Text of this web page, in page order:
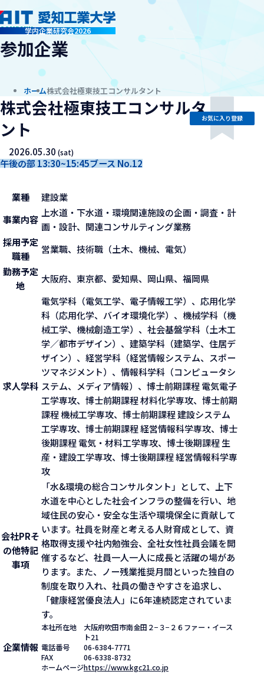
学内企業研究会2026
company
参加企業
ホーム株式会社極東技工コンサルタント
株式会社極東技工コンサルタ
ント
2026.05.30(sat)
午後の部 13:30~15:45ブース No.12
お気に入り登録
業種
建設業
事業内容
上水道・下水道・環境関連施設の企画・調査・計
画・設計、関連コンサルティング業務
採用予定
職種
営業職、技術職（土木、機械、電気）
勤務予定
地
大阪府、東京都、愛知県、岡山県、福岡県
求人学科
電気学科（電気工学、電子情報工学）、応用化学
科（応用化学、バイオ環境化学）、機械学科（機
械工学、機械創造工学）、社会基盤学科（土木工
学／都市デザイン）、建築学科（建築学、住居デ
ザイン）、経営学科（経営情報システム、スポー
ツマネジメント）、情報科学科（コンピュータシ
ステム、メディア情報）、博士前期課程 電気電子
工学専攻、博士前期課程 材料化学専攻、博士前期
課程 機械工学専攻、博士前期課程 建設システム
工学専攻、博士前期課程 経営情報科学専攻、博士
後期課程 電気・材料工学専攻、博士後期課程 生
産・建設工学専攻、博士後期課程 経営情報科学専
攻
会社PRそ
の他特記
事項
「水&環境の総合コンサルタント」として、上下
水道を中心とした社会インフラの整備を行い、地
域住民の安心・安全な生活や環境保全に貢献して
います。社員を財産と考える人財育成として、資
格取得支援や社内勉強会、全社女性社員会議を開
催するなど、社員一人一人に成長と活躍の場があ
ります。また、ノー残業推奨月間といった独自の
制度を取り入れ、社員の働きやすさを追求し、
「健康経営優良法人」に6年連続認定されていま
す。
企業情報
本社所在地
大阪府吹田市南金田２−３−２６ファー・イース
ト21
電話番号
06-6384-7771
FAX
06-6338-8732
ホームページhttps://www.kgc21.co.jp